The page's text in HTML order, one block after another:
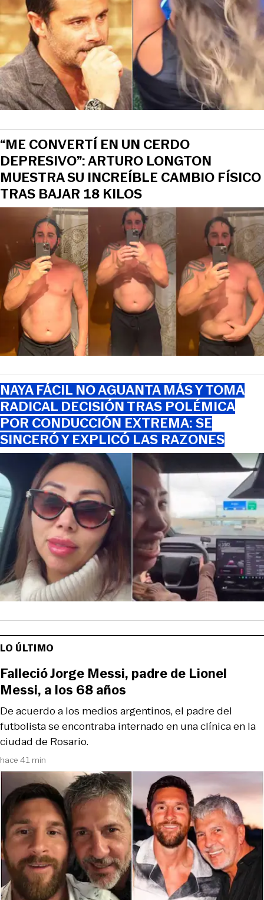
“ME CONVERTÍ EN UN CERDO
DEPRESIVO”: ARTURO LONGTON
MUESTRA SU INCREÍBLE CAMBIO FÍSICO
TRAS BAJAR 18 KILOS
NAYA FÁCIL NO AGUANTA MÁS Y TOMA
RADICAL DECISIÓN TRAS POLÉMICA
POR CONDUCCIÓN EXTREMA: SE
SINCERÓ Y EXPLICÓ LAS RAZONES
LO ÚLTIMO
hace 41 min
De acuerdo a los medios argentinos, el padre del
futbolista se encontraba internado en una clínica en la
ciudad de Rosario.
Falleció Jorge Messi, padre de Lionel
Messi, a los 68 años